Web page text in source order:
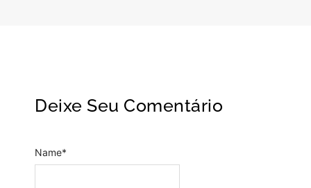
Deixe Seu Comentário
Name*